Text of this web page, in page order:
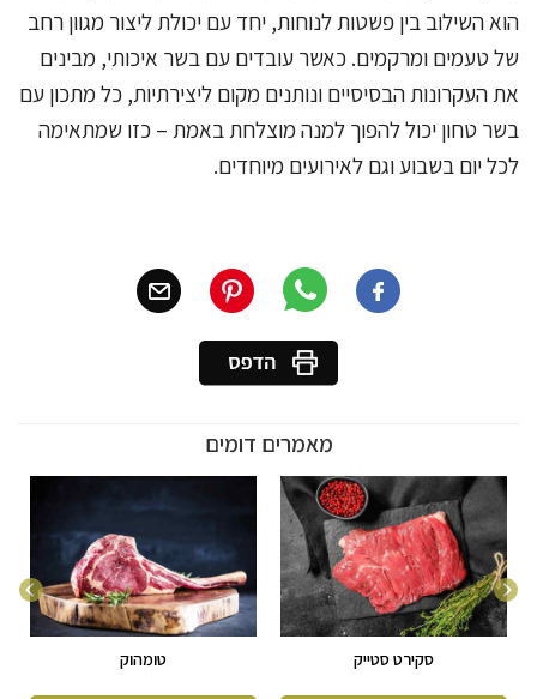
הוא השילוב בין פשטות לנוחות, יחד עם יכולת ליצור מגוון רחב
של טעמים ומרקמים. כאשר עובדים עם בשר איכותי, מבינים
את העקרונות הבסיסיים ונותנים מקום ליצירתיות, כל מתכון עם
בשר טחון יכול להפוך למנה מוצלחת באמת – כזו שמתאימה
לכל יום בשבוע וגם לאירועים מיוחדים.
מאמרים דומים
סקירט סטייק טומהוק